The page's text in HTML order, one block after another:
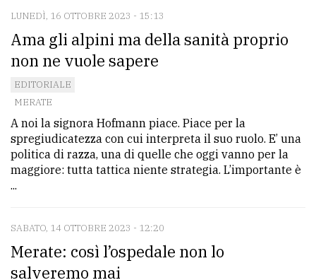
CONTATTI
La
redazione
Scrivici
Per
la
CERCA
Cerca
LUNEDÌ, 16 OTTOBRE 2023 - 15:13
Ama gli alpini ma della sanità proprio
non ne vuole sapere
EDITORIALE
MERATE
A noi la signora Hofmann piace. Piace per la
spregiudicatezza con cui interpreta il suo ruolo. E’ una
politica di razza, una di quelle che oggi vanno per la
maggiore: tutta tattica niente strategia. L’importante è
...
SABATO, 14 OTTOBRE 2023 - 12:20
Merate: così l’ospedale non lo
salveremo mai